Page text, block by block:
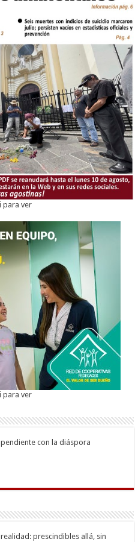
para ver
para ver
pendiente con la diáspora
prescindibles allá, sin